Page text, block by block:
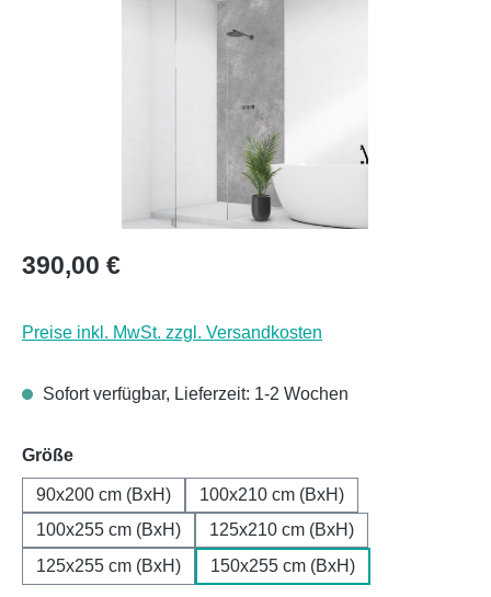
Regulärer Preis:
390,00 €
Preise inkl. MwSt. zzgl. Versandkosten
Sofort verfügbar, Lieferzeit: 1-2 Wochen
Größeauswählen
90x200 cm (BxH)
100x210 cm (BxH)
100x255 cm (BxH)
125x210 cm (BxH)
125x255 cm (BxH)
150x255 cm (BxH)